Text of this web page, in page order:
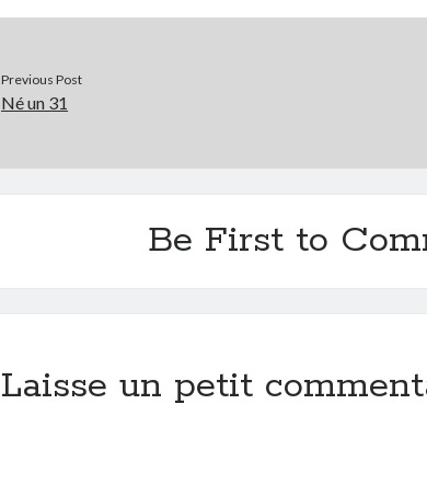
Previous Post
Né un 31
Be First to
Laisse un petit